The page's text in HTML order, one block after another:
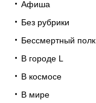
Афиша
Без рубрики
Бессмертный полк
В городе L
В космосе
В мире